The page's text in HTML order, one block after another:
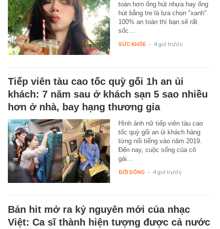
toàn hơn ống hút nhựa hay ống
hút bằng tre là lựa chọn "xanh"
100% an toàn thì bạn sẽ rất
sốc…
SỨC KHỎE - 4 giờ trước
Tiếp viên tàu cao tốc quỳ gối 1h an ủi
khách: 7 năm sau ở khách sạn 5 sao nhiều
hơn ở nhà, bay hạng thương gia
Hình ảnh nữ tiếp viên tàu cao
tốc quỳ gối an ủi khách hàng
từng nổi tiếng vào năm 2019.
Đến nay, cuộc sống của cô
gái…
ĐỜI SỐNG - 4 giờ trước
Bản hit mở ra kỷ nguyên mới của nhạc
Việt: Ca sĩ thành hiện tượng được cả nước